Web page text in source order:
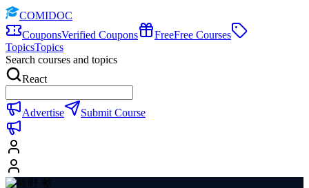
COMIDOC
CouponsVerified Coupons FreeFree Courses
TopicsTopics
Search courses and topics
React
Advertise Submit Course